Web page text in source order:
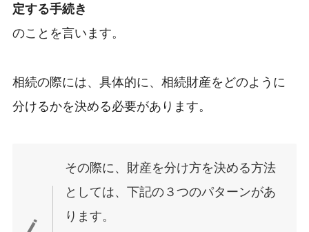
定する手続き
のことを言います。
相続の際には、具体的に、相続財産をどのように
分けるかを決める必要があります。
その際に、財産を分け方を決める方法
としては、下記の３つのパターンがあ
ります。